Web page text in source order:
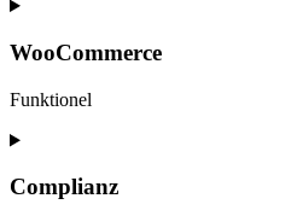
Consent
service
WooCommerce
Funktionel
Consent
service
woocommerce
Complianz